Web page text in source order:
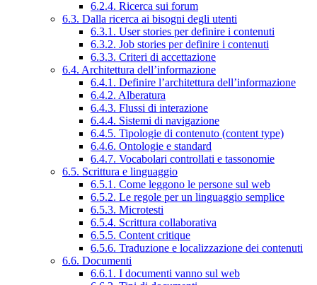
6.2.4. Ricerca sui forum
6.3. Dalla ricerca ai bisogni degli utenti
6.3.1. User stories per definire i contenuti
6.3.2. Job stories per definire i contenuti
6.3.3. Criteri di accettazione
6.4. Architettura dell’informazione
6.4.1. Definire l’architettura dell’informazione
6.4.2. Alberatura
6.4.3. Flussi di interazione
6.4.4. Sistemi di navigazione
6.4.5. Tipologie di contenuto (content type)
6.4.6. Ontologie e standard
6.4.7. Vocabolari controllati e tassonomie
6.5. Scrittura e linguaggio
6.5.1. Come leggono le persone sul web
6.5.2. Le regole per un linguaggio semplice
6.5.3. Microtesti
6.5.4. Scrittura collaborativa
6.5.5. Content critique
6.5.6. Traduzione e localizzazione dei contenuti
6.6. Documenti
6.6.1. I documenti vanno sul web